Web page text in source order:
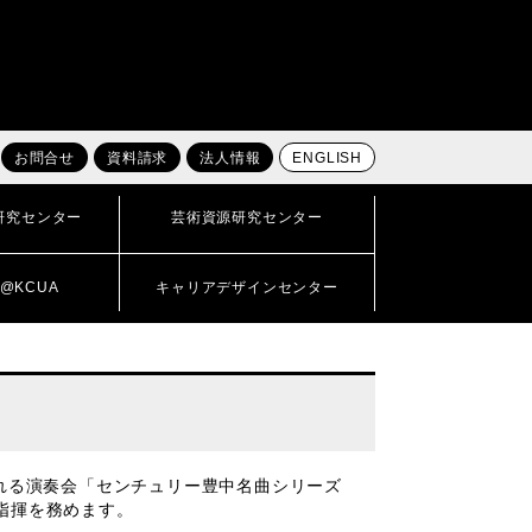
お問合せ 資料請求 法人情報 ENGLISH
究センター 芸術資源研究センター
キャリアデザインセンター
演奏会「センチュリー豊中名曲シリーズ
揮を務めます。